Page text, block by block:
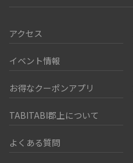
アクセス
イベント情報
お得なクーポンアプリ
TABITABI郡上について
よくある質問